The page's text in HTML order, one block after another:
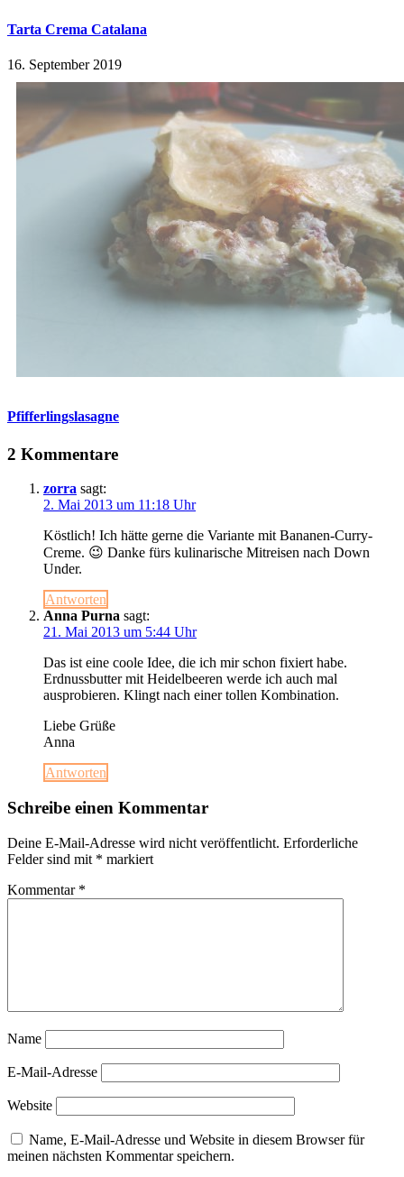
Tarta Crema Catalana
16. September 2019
Pfifferlingslasagne
2 Kommentare
zorra sagt:
2. Mai 2013 um 11:18 Uhr
Köstlich! Ich hätte gerne die Variante mit Bananen-Curry-
Creme. 😉 Danke fürs kulinarische Mitreisen nach Down
Under.
Antworten
Anna Purna sagt:
21. Mai 2013 um 5:44 Uhr
Das ist eine coole Idee, die ich mir schon fixiert habe.
Erdnussbutter mit Heidelbeeren werde ich auch mal
ausprobieren. Klingt nach einer tollen Kombination.
Liebe Grüße
Anna
Antworten
Schreibe einen Kommentar
Deine E-Mail-Adresse wird nicht veröffentlicht. Erforderliche
Felder sind mit * markiert
Kommentar *
Name
E-Mail-Adresse
Website
Name, E-Mail-Adresse und Website in diesem Browser für
meinen nächsten Kommentar speichern.